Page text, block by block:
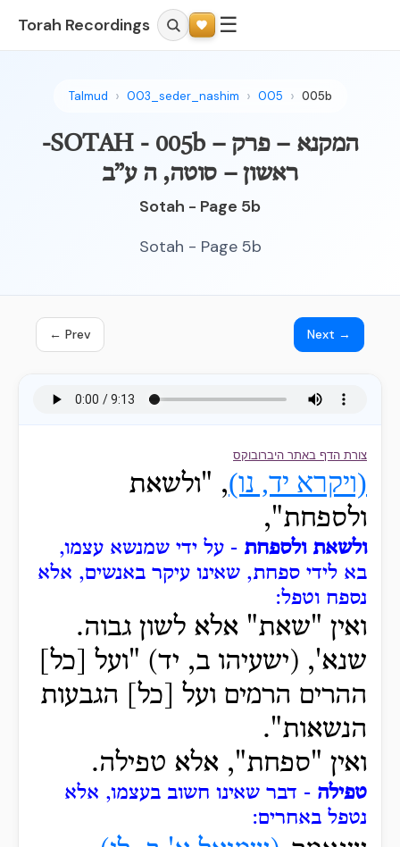
Torah Recordings ☰
Talmud 003_seder_nashim 005 005b
-SOTAH - 005b – המקנא – פרק
ראשון – סוטה, ה ע”ב
Sotah - Page 5b
Sotah - Page 5b
← Prev Next →
צורת הדף באתר היברובוקס
(ויקרא יד, נו), "ולשאת
ולספחת",
ולשאת ולספחת - על ידי שמנשא עצמו,
בא לידי ספחת, שאינו עיקר באנשים, אלא
נספח וטפל:
ואין "שאת" אלא לשון גבוה.
שנא', (ישעיהו ב, יד) "ועל [כל]
ההרים הרמים ועל [כל] הגבעות
הנשאות".
ואין "ספחת", אלא טפילה.
טפילה - דבר שאינו חשוב בעצמו, אלא
נטפל באחרים: